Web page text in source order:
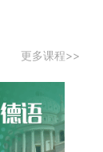
更多课程>>